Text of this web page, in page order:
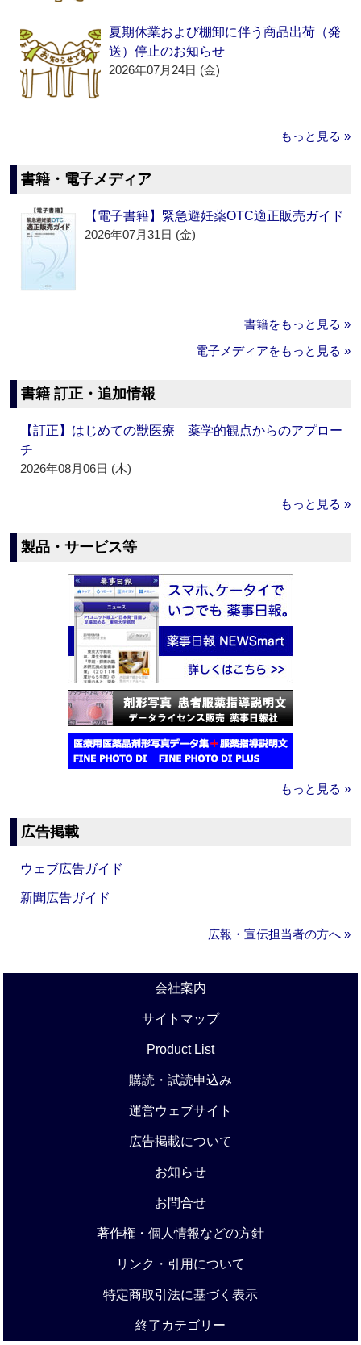
夏期休業および棚卸に伴う商品出荷（発
送）停止のお知らせ
2026年07月24日 (金)
もっと見る »
書籍・電子メディア
【電子書籍】緊急避妊薬OTC適正販売ガイド
2026年07月31日 (金)
書籍をもっと見る »
電子メディアをもっと見る »
書籍 訂正・追加情報
【訂正】はじめての獣医療 薬学的観点からのアプロー
チ
2026年08月06日 (木)
もっと見る »
製品・サービス等
もっと見る »
広告掲載
ウェブ広告ガイド
新聞広告ガイド
広報・宣伝担当者の方へ »
会社案内
サイトマップ
Product List
購読・試読申込み
運営ウェブサイト
広告掲載について
お知らせ
お問合せ
著作権・個人情報などの方針
リンク・引用について
特定商取引法に基づく表示
終了カテゴリー